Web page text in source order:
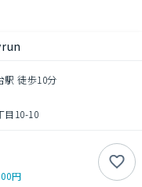
駅 徒歩10分
目10-10
円